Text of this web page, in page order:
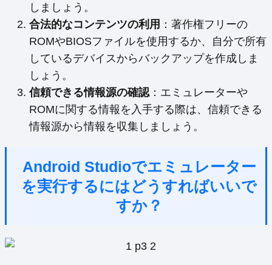
しましょう。
合法的なコンテンツの利用 ：著作権フリーの
ROMやBIOSファイルを使用するか、自分で所有
しているデバイスからバックアップを作成しま
しょう。
信頼できる情報源の確認：エミュレーターや
ROMに関する情報を入手する際は、信頼できる
情報源から情報を収集しましょう。
Android Studioでエミュレーター
を実行するにはどうすればいいで
すか？